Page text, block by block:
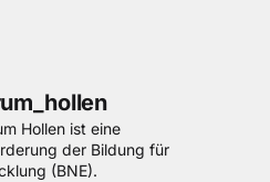
Hollen ist eine
der Bildung für
(BNE).